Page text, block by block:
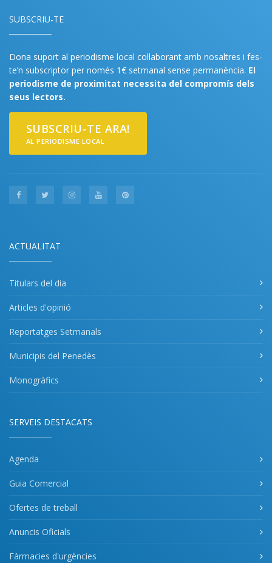
SUBSCRIU-TE
Dona suport al periodisme local col·laborant amb nosaltres i fes-
te’n subscriptor per només 1€ setmanal sense permanència. El
periodisme de proximitat necessita del compromís dels
seus lectors.
SUBSCRIU-TE ARA!
AL PERIODISME LOCAL
ACTUALITAT
Titulars del dia
Articles d'opinió
Reportatges Setmanals
Municipis del Penedès
Monogràfics
SERVEIS DESTACATS
Agenda
Guia Comercial
Ofertes de treball
Anuncis Oficials
Fàrmacies d'urgències